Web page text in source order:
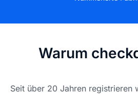
Warum
Seit über 20 Jahren registrieren